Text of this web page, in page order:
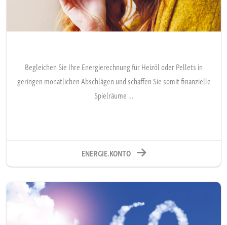
Begleichen Sie Ihre Energierechnung für Heizöl oder Pellets in
geringen monatlichen Abschlägen und schaffen Sie somit finanzielle
Spielräume …
ENERGIE.KONTO